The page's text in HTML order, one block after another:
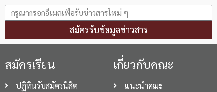
สมัครรับข้อมูลข่าวสาร
สมัครเรียน
ปฏิทินรับสมัครนิสิต
เกี่ยวกับคณะ
แนะนำคณะ